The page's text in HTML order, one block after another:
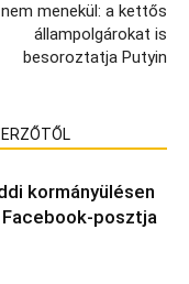
menekül: a kettős
állampolgárokat is
besoroztatja Putyin
kormányülésen
posztja